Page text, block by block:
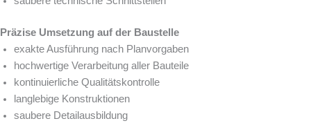
Präzise Umsetzung auf der Baustelle
exakte Ausführung nach Planvorgaben
hochwertige Verarbeitung aller Bauteile
kontinuierliche Qualitätskontrolle
langlebige Konstruktionen
saubere Detailausbildung